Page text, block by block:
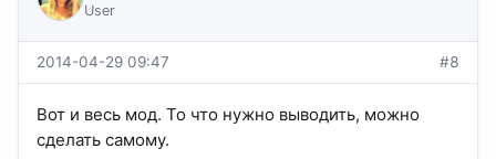
User
2014-04-29 09:47 #8
Вот и весь мод. То что нужно выводить, можно
сделать самому.